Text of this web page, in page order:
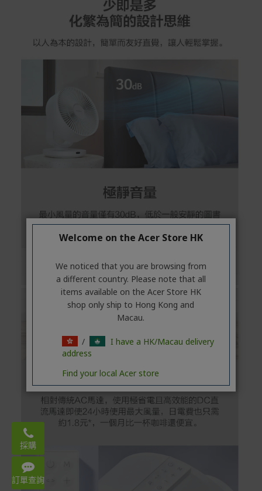
採購
Email:
訂單查詢
Welcome on the Acer Store HK
We noticed that you are browsing from
a different country. Please note that all
items available on the Acer Store HK
shop only ship to Hong Kong and
Macau.
/
I have a HK/Macau delivery
address
Find your local Acer store